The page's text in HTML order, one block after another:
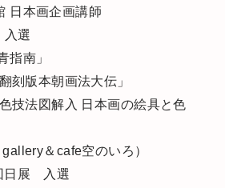
日本画企画講師
選
指南」
版本朝画法大伝」
法図解入 日本画の絵具と色
＆cafe空のいろ）
日展 入選